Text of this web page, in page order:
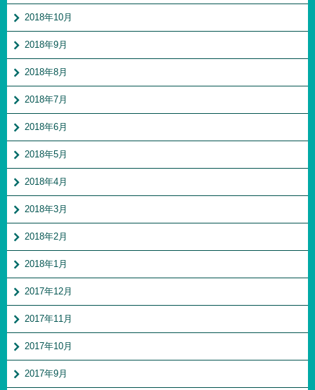
2018年10月
2018年9月
2018年8月
2018年7月
2018年6月
2018年5月
2018年4月
2018年3月
2018年2月
2018年1月
2017年12月
2017年11月
2017年10月
2017年9月